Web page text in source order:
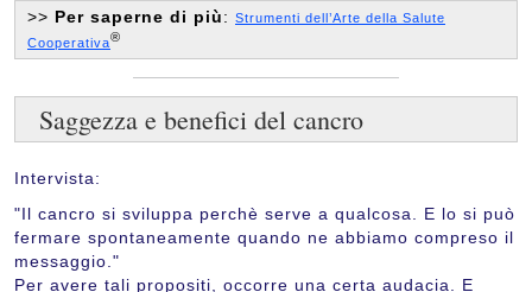
>> Per saperne di più: Strumenti dell’Arte della Salute
Cooperativa®
Saggezza e benefici del cancro
Intervista:
"Il cancro si sviluppa perchè serve a qualcosa. E lo si può
fermare spontaneamente quando ne abbiamo compreso il
messaggio."
Per avere tali propositi, occorre una certa audacia. E